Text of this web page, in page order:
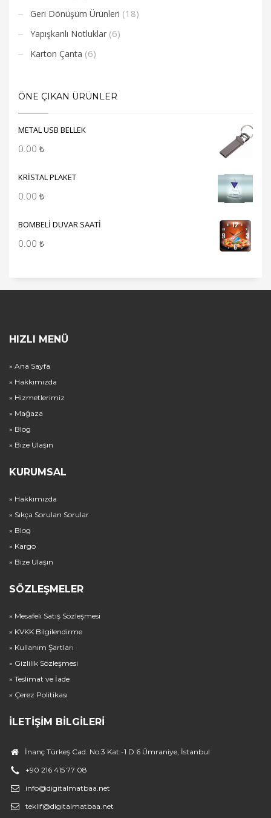
Geri Dönüşüm Ürünleri (18)
Yapışkanlı Notluklar (6)
Karton Çanta (6)
ÖNE ÇIKAN ÜRÜNLER
METAL USB BELLEK
0.00 ₺
KRİSTAL PLAKET
0.00 ₺
BOMBELİ DUVAR SAATİ
0.00 ₺
HIZLI MENÜ
» Ana Sayfa
» Hakkımızda
» Hizmetlerimiz
» Mağaza
» Blog
» Bize Ulaşın
KURUMSAL
» Hakkımızda
» Sıkça Sorulan Sorular
» Blog
» Kargo
» Bize Ulaşın
SÖZLEŞMELER
» Mesafeli Satış Sözleşmesi
» KVKK Bilgilendirme
» Kullanım Şartları
» Gizlilik Sözleşmesi
» Teslimat ve İade
» Çerez Politikası
İLETIŞIM BILGILERI
İnanç Türkeş Cad. No:3 Kat:-1 D:6 Ümraniye, İstanbul
+90 216 415 77 08
info@digitalmatbaa.net
teklif@digitalmatbaa.net